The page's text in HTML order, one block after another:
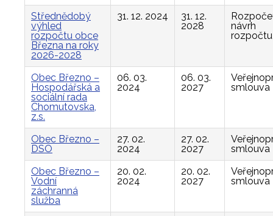
Střednědobý
výhled
rozpočtu obce
Března na roky
2026-2028
31. 12. 2024
31. 12.
2028
návrh
rozpočtu
Obec Březno –
Hospodářská a
sociální rada
Chomutovska,
z.s.
06. 03.
2024
06. 03.
2027
smlouva
Obec Březno –
DSO
27. 02.
2024
27. 02.
2027
smlouva
Obec Březno –
Vodní
záchranná
služba
20. 02.
2024
20. 02.
2027
smlouva